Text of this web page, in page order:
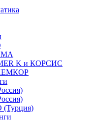
K и КОРСИС
(Турция)